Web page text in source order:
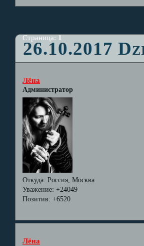
26.10.2017
Страница:1
Лёна
Администратор
Откуда: Россия, Москва
Уважение: +24049
Позитив: +6520
Лёна